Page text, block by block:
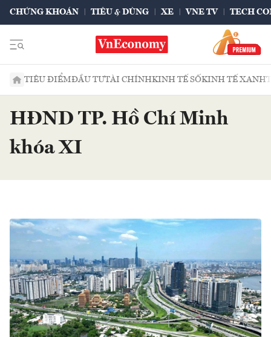
CHỨNG KHOÁN TIÊU & DÙNG XE VNE TV TECH
TIÊU ĐIỂMĐẦU TƯTÀI CHÍNHKINH TẾ SỐKINH TẾ XANH
HĐND TP. Hồ Chí Minh
khóa XI